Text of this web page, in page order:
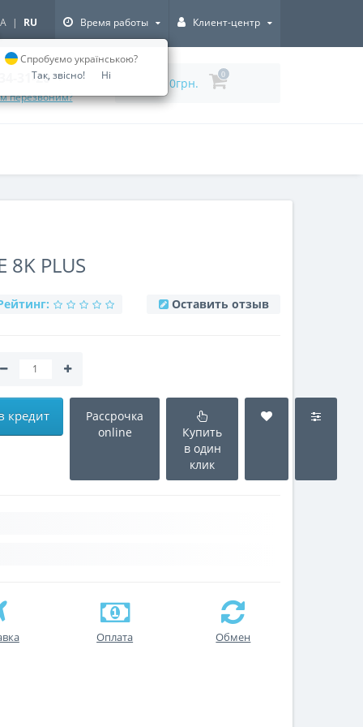
| RU Время работы Клиент-центр
31-20
перезвоним?
0грн.
0
8K PLUS
Оставить отзыв
кредит
Рассрочка
online
Купить
в один
клик
Оплата Обмен
Спробуємо українською?
Так, звісно!
Ні